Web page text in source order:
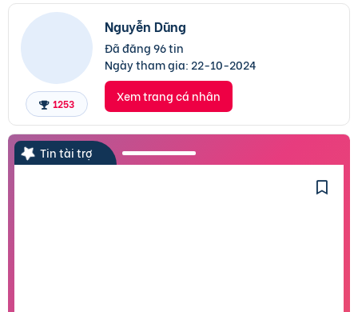
1253
Nguyễn Dũng
Đã đăng 96 tin
Ngày tham gia: 22-10-2024
Xem trang cá nhân
Tin tài trợ